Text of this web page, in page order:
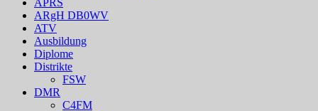
ARgH DB0WV
ATV
Ausbildung
Diplome
Distrikte
FSW
DMR
C4FM